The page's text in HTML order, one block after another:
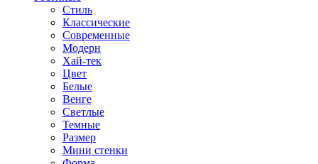
Стиль
Классические
Современные
Модерн
Хай-тек
Цвет
Белые
Венге
Светлые
Темные
Размер
Мини стенки